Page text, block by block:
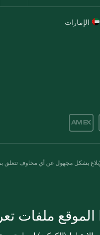
الإمارات
بشكل مجهول عن أي مخاوف تتعلق
ملفات